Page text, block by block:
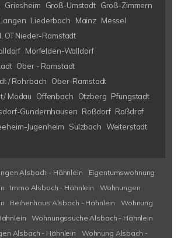
Griesheim Groß-Umstadt Groß-Zimmern
Langen Liederbach Mainz Messel
OT Nieder-Ramstadt
Mörfelden-Walldorf
Ober - Ramstadt
/ Rohrbach
Ober-Ramstadt
Modau
Offenbach Otzberg Pfungstadt
Gundernhausen Roßdorf Roßdrof
Jugenheim Sulzbach Weiterstadt
Alsbach - Hähnlein
Eigentumswohnung
Immo Alsbach - Hähnlein
Wohnungen
Reihenhaus Alsbach - Hähnlein
Wohnung
Wohnungssuche Alsbach - Hähnlein
Alsbach - Hähnlein
Wohnung Alsbach -